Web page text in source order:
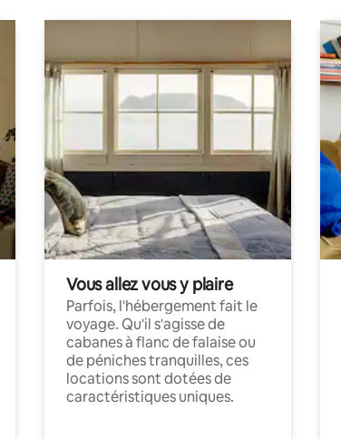
Vous allez vous y plaire
Parfois, l'hébergement fait le
voyage. Qu'il s'agisse de
cabanes à flanc de falaise ou
de péniches tranquilles, ces
locations sont dotées de
caractéristiques uniques.